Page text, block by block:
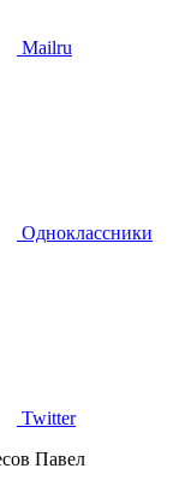
Mailru
Одноклассники
Twitter
Павел